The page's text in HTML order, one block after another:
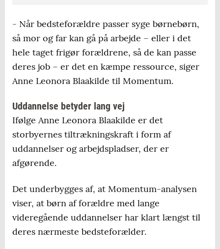
Lemvig: 13 kilometer
Hele landet: 25 kilometer
- Når bedsteforældre passer syge børnebørn,
så mor og far kan gå på arbejde – eller i det
hele taget frigør forældrene, så de kan passe
deres job – er det en kæmpe ressource, siger
Anne Leonora Blaakilde til Momentum.
Uddannelse betyder lang vej
Ifølge Anne Leonora Blaakilde er det
storbyernes tiltrækningskraft i form af
uddannelser og arbejdspladser, der er
afgørende.
Det underbygges af, at Momentum-analysen
viser, at børn af forældre med lange
videregående uddannelser har klart længst til
deres nærmeste bedsteforælder.